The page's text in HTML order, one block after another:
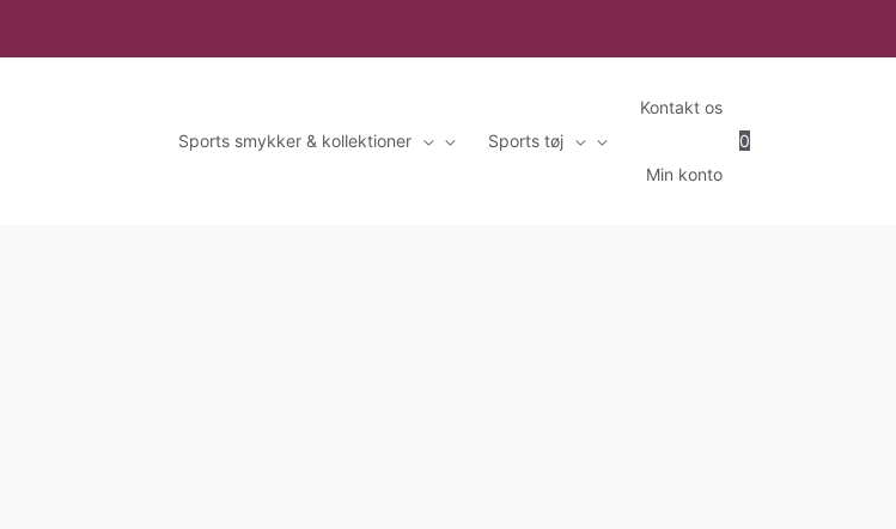
Sports smykker & kollektioner Sports tøj
Kontakt os
Min konto
0